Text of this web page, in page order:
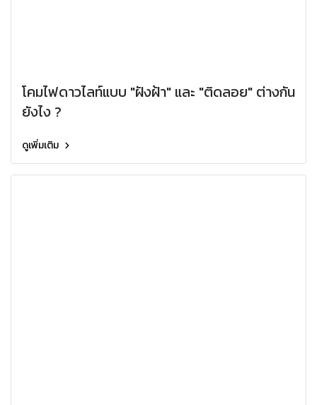
โคมไฟดาวไลท์แบบ "ฝังฝ้า" และ "ติดลอย" ต่างกัน
ยังไง ?
ดูเพิ่มเติม